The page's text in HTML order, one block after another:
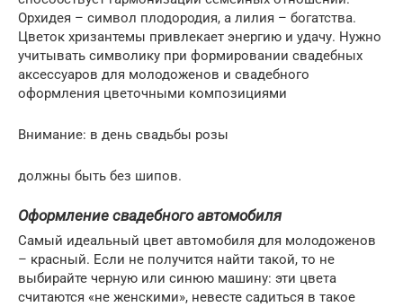
Орхидея – символ плодородия, а лилия – богатства.
Цветок хризантемы привлекает энергию и удачу. Нужно
учитывать символику при формировании свадебных
аксессуаров для молодоженов и свадебного
оформления цветочными композициями
Внимание: в день свадьбы розы
должны быть без шипов.
Оформление свадебного автомобиля
Самый идеальный цвет автомобиля для молодоженов
– красный. Если не получится найти такой, то не
выбирайте черную или синюю машину: эти цвета
считаются «не женскими», невесте садиться в такое